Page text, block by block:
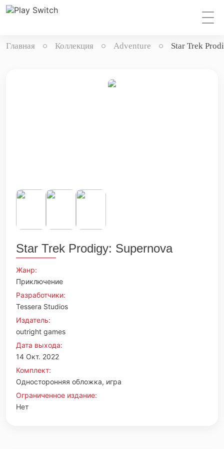
Главная Коллекция Adventure Star Trek
Star Trek Prodigy: Supernova
Жанр:
Приключение
Разработчики:
Tessera Studios
Издатель:
outright games
Дата выхода:
14 Окт. 2022
Комплект:
Односторонняя обложка, игра
Ограниченное издание:
Нет